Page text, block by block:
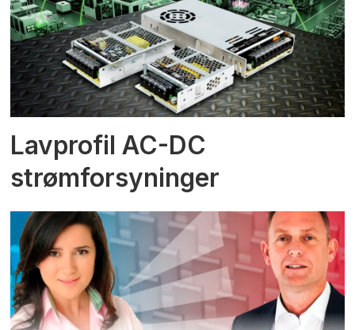
Lavprofil AC-DC
strømforsyninger